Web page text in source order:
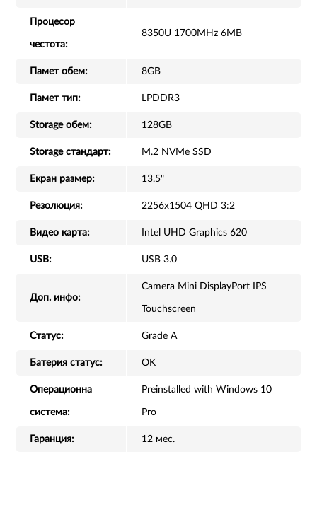
Процесор
честота:
8350U 1700MHz 6MB
Памет обем: 8GB
Памет тип: LPDDR3
Storage обем: 128GB
Storage стандарт: M.2 NVMe SSD
Екран размер: 13.5"
Резолюция: 2256x1504 QHD 3:2
Видео карта: Intel UHD Graphics 620
USB: USB 3.0
Доп. инфо:
Camera Mini DisplayPort IPS
Touchscreen
Статус: Grade A
Батерия статус: OK
Операционна
система:
Preinstalled with Windows 10
Pro
Гаранция: 12 мес.